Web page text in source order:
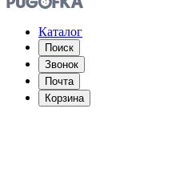
Каталог
Поиск
Звонок
Почта
Корзина